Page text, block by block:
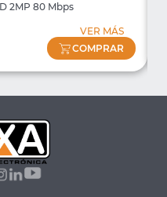
2MP 80 Mbps
VER MÁS
COMPRAR